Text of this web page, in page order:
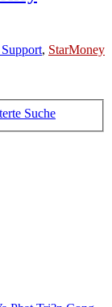
, StarMoney
Suche